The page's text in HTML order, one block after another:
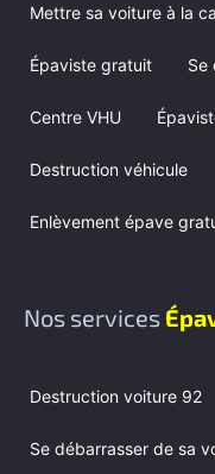
Mettre sa voiture à la
Épaviste gratuit Se
Centre VHU
Destruction véhicule
Enlèvement épave
Nos services
Destruction voiture 92
Se débarrasser de sa